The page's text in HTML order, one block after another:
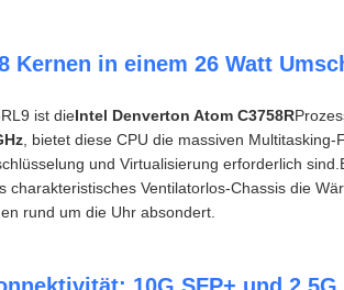
Kernen in einem 26 Watt
ist dieIntel Denverton Atom C3758R
, bietet diese CPU die massiven
und Virtualisierung erforderlich
charakteristisches Ventilatorlos-Chassis die
rund um die Uhr absondert.
10G SFP+ und 2.5G